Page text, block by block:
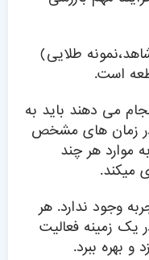
طلایی)
است.
می دهند باید به
در زمان های مشخص
موارد هر چند
میکند.
وجود ندارد. هر
زمینه فعالیت
و بهره ببرد.